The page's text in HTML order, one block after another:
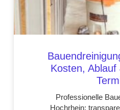
Kosten,
Professionelle
Hochrhein: